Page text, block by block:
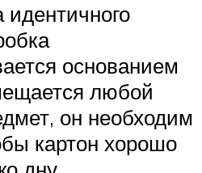
идентичного
основанием
любой
он необходим
картон хорошо